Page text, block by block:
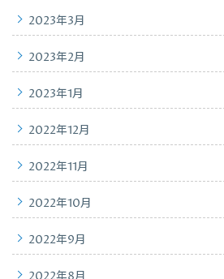
2023年3月
2023年2月
2023年1月
2022年12月
2022年11月
2022年10月
2022年9月